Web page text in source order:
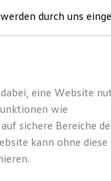
durch uns
eine Website
wie
sichere Bereiche
kann ohne diese